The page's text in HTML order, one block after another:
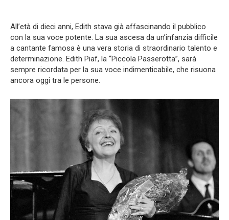
All’età di dieci anni, Edith stava già affascinando il pubblico
con la sua voce potente. La sua ascesa da un’infanzia difficile
a cantante famosa è una vera storia di straordinario talento e
determinazione. Edith Piaf, la “Piccola Passerotta”, sarà
sempre ricordata per la sua voce indimenticabile, che risuona
ancora oggi tra le persone.